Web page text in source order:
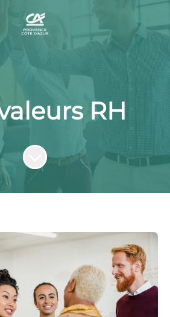
RH
Faire défiler jusqu'au contenu